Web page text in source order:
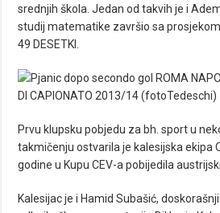
srednjih škola. Jedan od takvih je i
studij matematike završio sa
49 DESETKI.
Prvu klupsku pobjedu za bh. sport u
takmičenju ostvarila je kalesijska ekipa
godine u Kupu CEV-a pobijedila
Kalesijac je i Hamid Subašić,